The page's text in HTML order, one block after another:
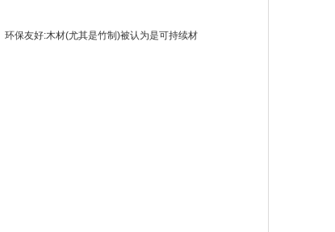
环保友好:木材(尤其是竹制)被认为是可持续材